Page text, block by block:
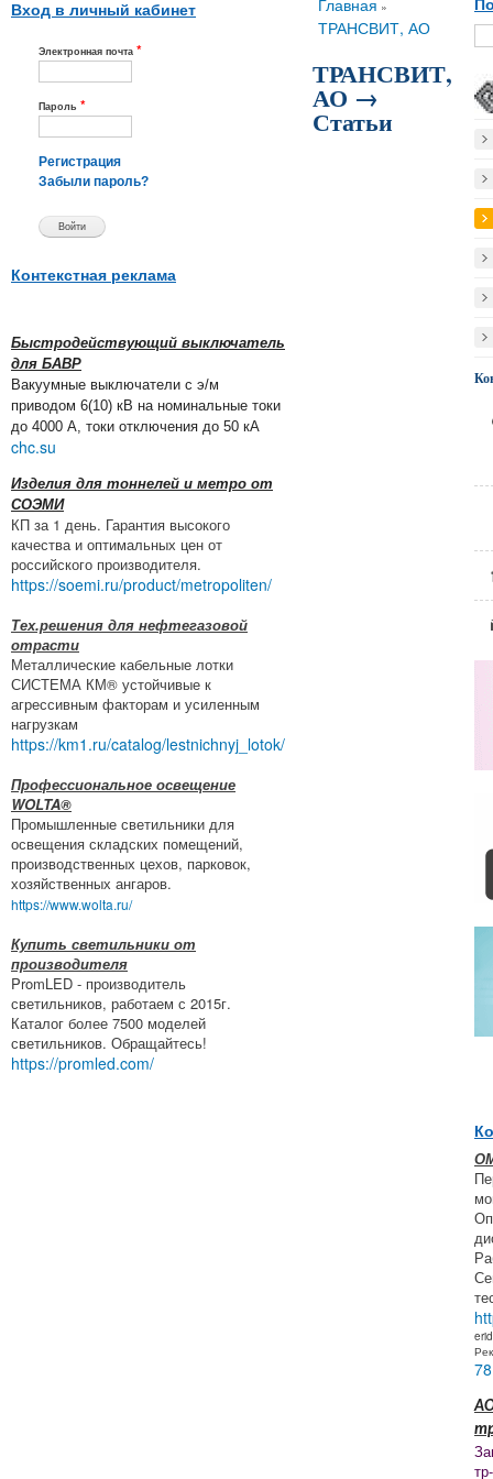
Вход в личный кабинет
Электронная почта *
Пароль *
Регистрация
Забыли пароль?
Контекстная реклама
Быстродействующий выключатель
для БАВР
Вакуумные выключатели с э/м
приводом 6(10) кВ на номинальные токи
до 4000 А, токи отключения до 50 кА
chc.su
Изделия для тоннелей и метро от
СОЭМИ
КП за 1 день. Гарантия высокого
качества и оптимальных цен от
российского производителя.
https://soemi.ru/product/metropoliten/
Тех.решения для нефтегазовой
отрасти
Металлические кабельные лотки
СИСТЕМА КМ® устойчивые к
агрессивным факторам и усиленным
нагрузкам
https://km1.ru/catalog/lestnichnyj_lotok/
Профессиональное освещение
WOLTA®
Промышленные светильники для
освещения складских помещений,
производственных цехов, парковок,
хозяйственных ангаров.
https://www.wolta.ru/
Купить светильники от
производителя
PromLED - производитель
светильников, работаем с 2015г.
Каталог более 7500 моделей
светильников. Обращайтесь!
https://promled.com/
Вы здесь
Главная »
ТРАНСВИТ, АО
ТРАНСВИТ,
АО →
Статьи